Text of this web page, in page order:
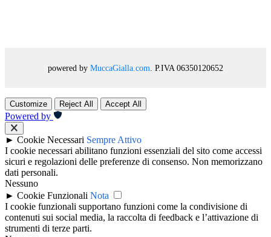
powered by MuccaGialla.com . P.IVA 06350120652
Customize Reject All Accept All
Powered by
► Cookie Necessari Sempre Attivo
I cookie necessari abilitano funzioni essenziali del sito come accessi
sicuri e regolazioni delle preferenze di consenso. Non memorizzano
dati personali.
Nessuno
► Cookie Funzionali Nota
I cookie funzionali supportano funzioni come la condivisione di
contenuti sui social media, la raccolta di feedback e l’attivazione di
strumenti di terze parti.